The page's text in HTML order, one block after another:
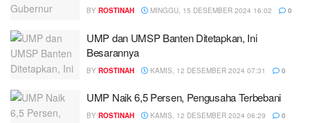
BY ROSTINAH MINGGU, 15 DESEMBER 2024 16:02 0
UMP dan UMSP Banten Ditetapkan, Ini
Besarannya
BY ROSTINAH KAMIS, 12 DESEMBER 2024 07:31 0
UMP Naik 6,5 Persen, Pengusaha Terbebani
BY ROSTINAH KAMIS, 12 DESEMBER 2024 06:29 0